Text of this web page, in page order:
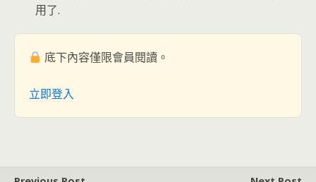
用了.
底下內容僅限會員閱讀。
立即登入